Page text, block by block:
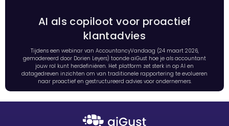
AI als copiloot voor proactief
klantadvies
Tijdens een webinar van AccountancyVandaag (24 maart 2026,
gemodereerd door Dorien Leyers) toonde aiGust hoe je als accountant
jouw rol kunt herdefiniëren. Het platform zet sterk in op AI en
datagedreven inzichten om van traditionele rapportering te evolueren
naar proactief en gestructureerd advies voor ondernemers.